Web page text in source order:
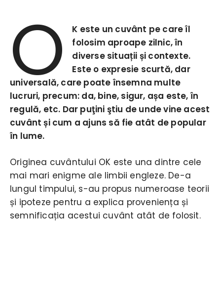
O
K este un cuvânt pe care îl
folosim aproape zilnic, în
diverse situații și contexte.
Este o expresie scurtă, dar
universală, care poate însemna multe
lucruri, precum: da, bine, sigur, așa este, în
regulă, etc. Dar puţini ştiu de unde vine acest
cuvânt și cum a ajuns să fie atât de popular
în lume.
Originea cuvântului OK este una dintre cele
mai mari enigme ale limbii engleze. De-a
lungul timpului, s-au propus numeroase teorii
și ipoteze pentru a explica proveniența și
semnificația acestui cuvânt atât de folosit.